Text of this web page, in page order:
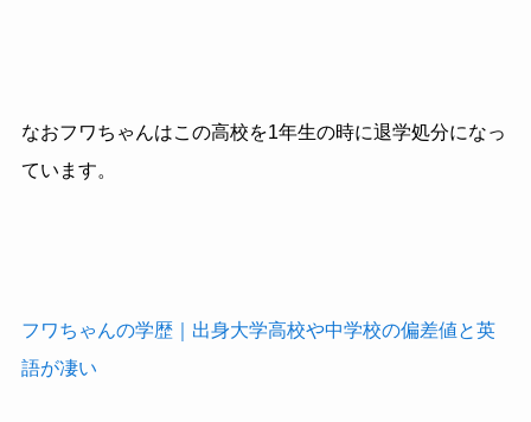
なおフワちゃんはこの高校を1年生の時に退学処分になっ
ています。
フワちゃんの学歴｜出身大学高校や中学校の偏差値と英
語が凄い